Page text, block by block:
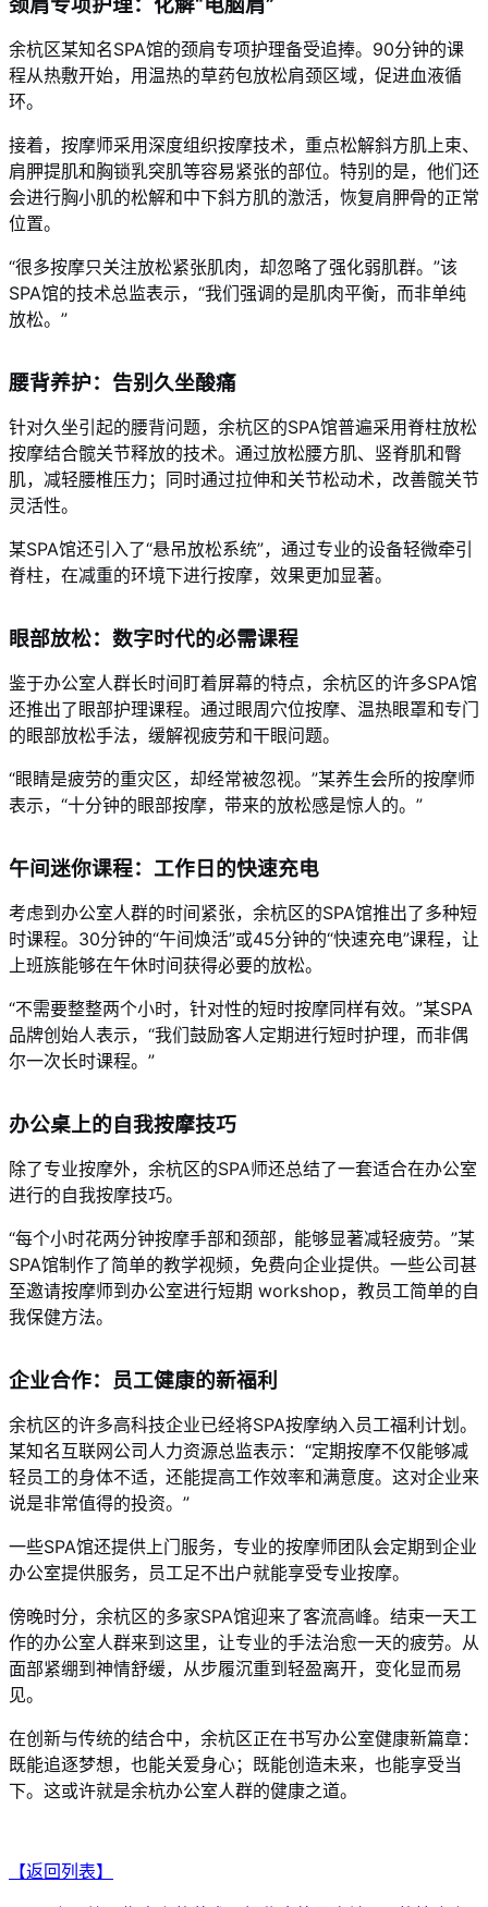
余杭区某知名SPA馆的颈肩专项护理备受追捧。90分钟的课
程从热敷开始，用温热的草药包放松肩颈区域，促进血液循
环。
接着，按摩师采用深度组织按摩技术，重点松解斜方肌上束、
肩胛提肌和胸锁乳突肌等容易紧张的部位。特别的是，他们还
会进行胸小肌的松解和中下斜方肌的激活，恢复肩胛骨的正常
位置。
“很多按摩只关注放松紧张肌肉，却忽略了强化弱肌群。”该
SPA馆的技术总监表示，“我们强调的是肌肉平衡，而非单纯
放松。”
腰背养护：告别久坐酸痛
针对久坐引起的腰背问题，余杭区的SPA馆普遍采用脊柱放松
按摩结合髋关节释放的技术。通过放松腰方肌、竖脊肌和臀
肌，减轻腰椎压力；同时通过拉伸和关节松动术，改善髋关节
灵活性。
某SPA馆还引入了“悬吊放松系统”，通过专业的设备轻微牵引
脊柱，在减重的环境下进行按摩，效果更加显著。
眼部放松：数字时代的必需课程
鉴于办公室人群长时间盯着屏幕的特点，余杭区的许多SPA馆
还推出了眼部护理课程。通过眼周穴位按摩、温热眼罩和专门
的眼部放松手法，缓解视疲劳和干眼问题。
“眼睛是疲劳的重灾区，却经常被忽视。”某养生会所的按摩师
表示，“十分钟的眼部按摩，带来的放松感是惊人的。”
午间迷你课程：工作日的快速充电
考虑到办公室人群的时间紧张，余杭区的SPA馆推出了多种短
时课程。30分钟的“午间焕活”或45分钟的“快速充电”课程，让
上班族能够在午休时间获得必要的放松。
“不需要整整两个小时，针对性的短时按摩同样有效。”某SPA
品牌创始人表示，“我们鼓励客人定期进行短时护理，而非偶
尔一次长时课程。”
办公桌上的自我按摩技巧
除了专业按摩外，余杭区的SPA师还总结了一套适合在办公室
进行的自我按摩技巧。
“每个小时花两分钟按摩手部和颈部，能够显著减轻疲劳。”某
SPA馆制作了简单的教学视频，免费向企业提供。一些公司甚
至邀请按摩师到办公室进行短期 workshop，教员工简单的自
我保健方法。
企业合作：员工健康的新福利
余杭区的许多高科技企业已经将SPA按摩纳入员工福利计划。
某知名互联网公司人力资源总监表示：“定期按摩不仅能够减
轻员工的身体不适，还能提高工作效率和满意度。这对企业来
说是非常值得的投资。”
一些SPA馆还提供上门服务，专业的按摩师团队会定期到企业
办公室提供服务，员工足不出户就能享受专业按摩。
傍晚时分，余杭区的多家SPA馆迎来了客流高峰。结束一天工
作的办公室人群来到这里，让专业的手法治愈一天的疲劳。从
面部紧绷到神情舒缓，从步履沉重到轻盈离开，变化显而易
见。
在创新与传统的结合中，余杭区正在书写办公室健康新篇章：
既能追逐梦想，也能关爱身心；既能创造未来，也能享受当
下。这或许就是余杭办公室人群的健康之道。
【返回列表】